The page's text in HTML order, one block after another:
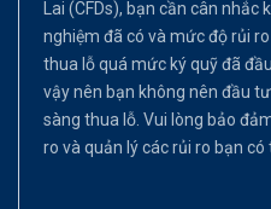
Lai (CFDs), bạn cần cân nhắc
nghiệm đã có và mức độ rủi
thua lỗ quá mức ký quỹ đã
vậy nên bạn không nên đầu
sàng thua lỗ. Vui lòng bảo
ro và quản lý các rủi ro bạn có